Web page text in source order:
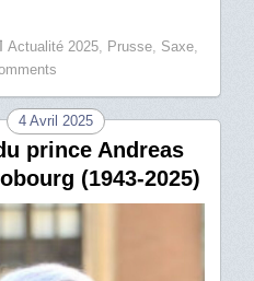
Actualité 2025, Prusse, Saxe,
4 Avril 2025
prince Andreas
(1943-2025)